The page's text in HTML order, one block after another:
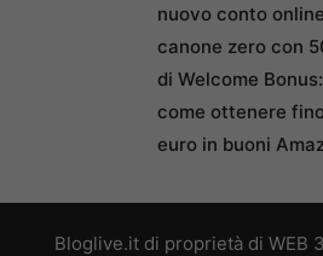
nuovo conto
canone zero con
di Welcome
come ottenere
euro in buoni
Bloglive.it di proprietà di WEB